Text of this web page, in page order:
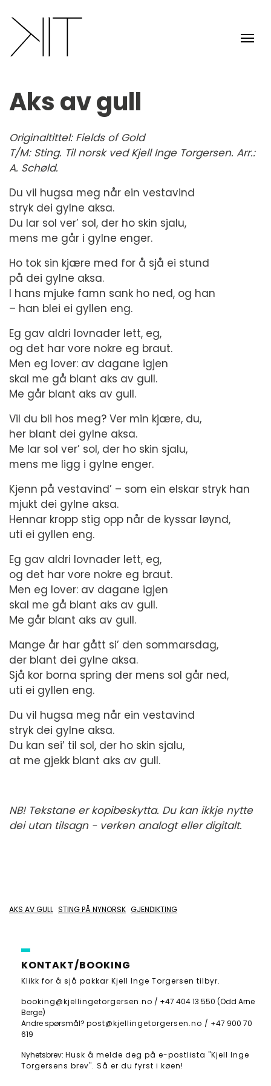
Aks av gull
Originaltittel: Fields of Gold
T/M: Sting. Til norsk ved Kjell Inge Torgersen. Arr.:
A. Schøld.
Du vil hugsa meg når ein vestavind
stryk dei gylne aksa.
Du lar sol ver’ sol, der ho skin sjalu,
mens me går i gylne enger.
Ho tok sin kjære med for å sjå ei stund
på dei gylne aksa.
I hans mjuke famn sank ho ned, og han
– han blei ei gyllen eng.
Eg gav aldri lovnader lett, eg,
og det har vore nokre eg braut.
Men eg lover: av dagane igjen
skal me gå blant aks av gull.
Me går blant aks av gull.
Vil du bli hos meg? Ver min kjære, du,
her blant dei gylne aksa.
Me lar sol ver’ sol, der ho skin sjalu,
mens me ligg i gylne enger.
Kjenn på vestavind’ – som ein elskar stryk han
mjukt dei gylne aksa.
Hennar kropp stig opp når de kyssar løynd,
uti ei gyllen eng.
Eg gav aldri lovnader lett, eg,
og det har vore nokre eg braut.
Men eg lover: av dagane igjen
skal me gå blant aks av gull.
Me går blant aks av gull.
Mange år har gått si’ den sommarsdag,
der blant dei gylne aksa.
Sjå kor borna spring der mens sol går ned,
uti ei gyllen eng.
Du vil hugsa meg når ein vestavind
stryk dei gylne aksa.
Du kan sei’ til sol, der ho skin sjalu,
at me gjekk blant aks av gull.
NB! Tekstane er kopibeskytta. Du kan ikkje nytte
dei utan tilsagn - verken analogt eller digitalt.
AKS AV GULL STING PÅ NYNORSK GJENDIKTING
KONTAKT/BOOKING
Klikk for å sjå pakkar Kjell Inge Torgersen tilbyr.
booking@kjellingetorgersen.no / +47 404 13 550 (Odd Arne
Berge)
Andre spørsmål? post@kjellingetorgersen.no / +47 900 70
619
Nyhetsbrev: Husk å melde deg på e-postlista "Kjell Inge
Torgersens brev". Så er du fyrst i køen!